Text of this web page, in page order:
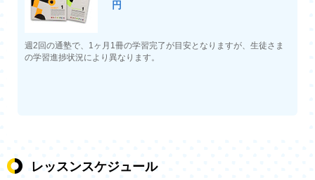
円
週2回の通塾で、1ヶ月1冊の学習完了が目安となりますが、生徒さま
の学習進捗状況により異なります。
レッスンスケジュール